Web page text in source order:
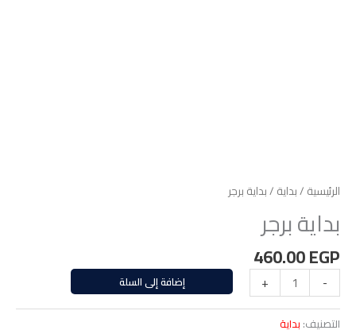
الرئيسية /بداية / بداية برجر
بداية برجر
460.00EGP
-
+ إضافة إلى السلة
التصنيف: بداية